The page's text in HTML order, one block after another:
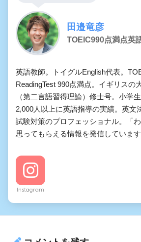
田邉竜彦
TOEIC990点満点英
英語教師。トイグルEnglish代表。
ReadingTest 990点満点。イギリスの
（第二言語習得理論）修士号。小学
2,000人以上に英語指導の実績。英文
試験対策のプロフェッショナル。「
思ってもらえる情報を発信しています
Instagram